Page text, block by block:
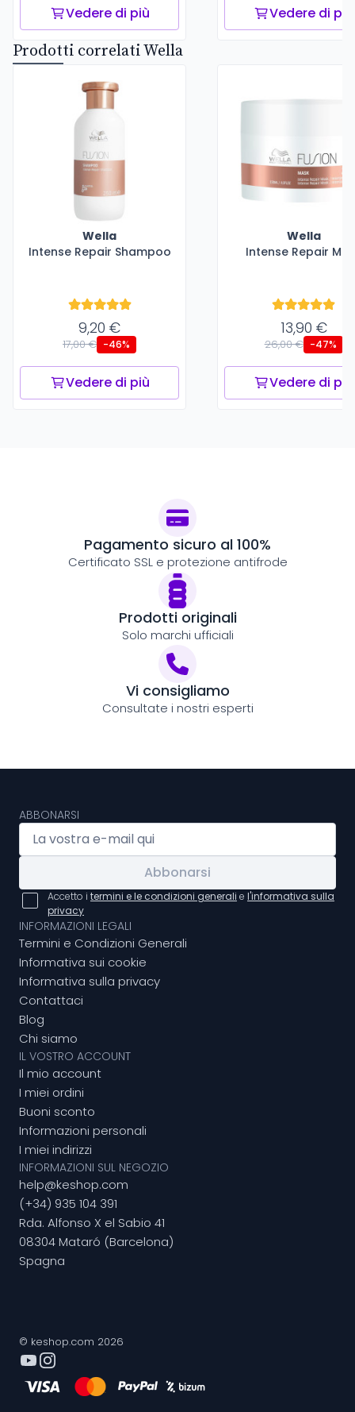
Vedere di più Vedere di più
Prodotti correlati Wella
Wella
Intense Repair Shampoo
9,20 €
17,00 € -46%
Vedere di più
Wella
Intense Repair
13,90 €
26,00 € -47%
Vedere di più
Pagamento sicuro al 100%
Certificato SSL e protezione antifrode
Prodotti originali
Solo marchi ufficiali
Vi consigliamo
Consultate i nostri esperti
ABBONARSI
Abbonarsi
Accetto i termini e le condizioni generali e l'informativa sulla
privacy
INFORMAZIONI LEGALI
Termini e Condizioni Generali
Informativa sui cookie
Informativa sulla privacy
Contattaci
Blog
Chi siamo
IL VOSTRO ACCOUNT
Il mio account
I miei ordini
Buoni sconto
Informazioni personali
I miei indirizzi
INFORMAZIONI SUL NEGOZIO
help@keshop.com
(+34) 935 104 391
Rda. Alfonso X el Sabio 41
08304 Mataró (Barcelona)
Spagna
© keshop.com 2026